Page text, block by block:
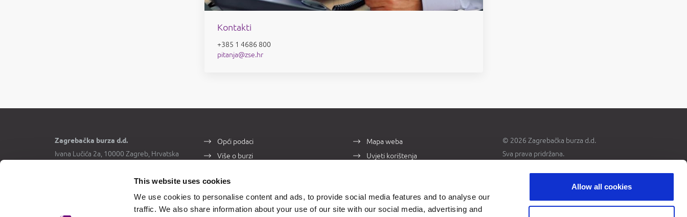
This website uses cookies
We use cookies to personalise content and ads, to provide social media features and to analyse our
traffic. We also share information about your use of our site with our social media, advertising and
Allow all cookies
Kontakti
+385 1 4686 800
pitanja@zse.hr
Zagrebačka burza d.d.
Ivana Lučića 2a, 10000 Zagreb, Hrvatska
Opći podaci
Više o burzi
Mapa weba
Uvjeti korištenja
© 2026 Zagrebačka burza d.d.
Sva prava pridržana.